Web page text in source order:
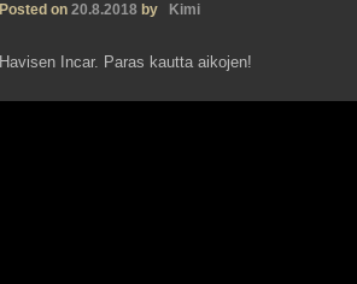
Posted on 20.8.2018 by Kimi
Havisen Incar. Paras kautta aikojen!